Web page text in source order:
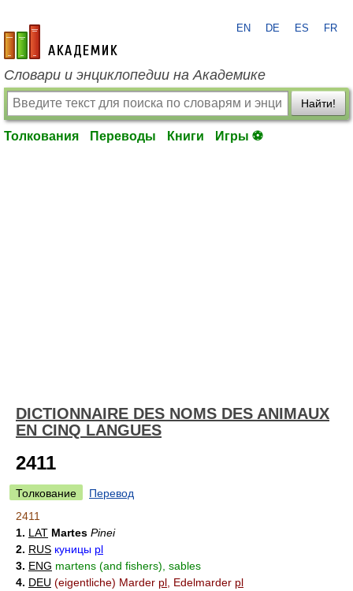
academic.ru
EN DE ES FR
Словари и энциклопедии на Академике
Найти!
Толкования Переводы Книги Игры ⚽
DICTIONNAIRE DES NOMS DES ANIMAUX
EN CINQ LANGUES
2411
Толкование
Перевод
2411
1. LAT Martes Pinei
2. RUS куницы pl
3. ENG martens (and fishers), sables
4. DEU (eigentliche) Marder pl , Edelmarder pl